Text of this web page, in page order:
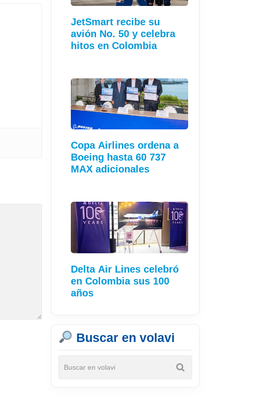
JetSmart recibe su
avión No. 50 y celebra
hitos en Colombia
Copa Airlines ordena a
Boeing hasta 60 737
MAX adicionales
Delta Air Lines celebró
en Colombia sus 100
años
Buscar en volavi